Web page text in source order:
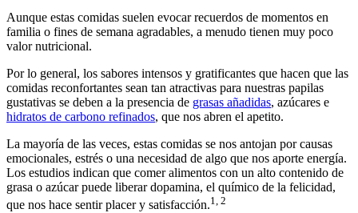
Aunque estas comidas suelen evocar recuerdos de momentos en
familia o fines de semana agradables, a menudo tienen muy poco
valor nutricional.
Por lo general, los sabores intensos y gratificantes que hacen que las
comidas reconfortantes sean tan atractivas para nuestras papilas
gustativas se deben a la presencia de grasas añadidas, azúcares e
hidratos de carbono refinados, que nos abren el apetito.
La mayoría de las veces, estas comidas se nos antojan por causas
emocionales, estrés o una necesidad de algo que nos aporte energía.
Los estudios indican que comer alimentos con un alto contenido de
grasa o azúcar puede liberar dopamina, el químico de la felicidad,
que nos hace sentir placer y satisfacción.1, 2